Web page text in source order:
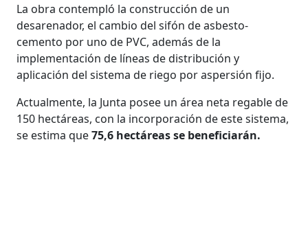
La obra contempló la construcción de un
desarenador, el cambio del sifón de asbesto-
cemento por uno de PVC, además de la
implementación de líneas de distribución y
aplicación del sistema de riego por aspersión fijo.
Actualmente, la Junta posee un área neta regable de
150 hectáreas, con la incorporación de este sistema,
se estima que75,6 hectáreas se beneficiarán.